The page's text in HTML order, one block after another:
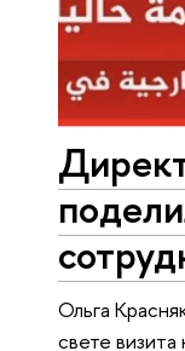
Ольга
свете